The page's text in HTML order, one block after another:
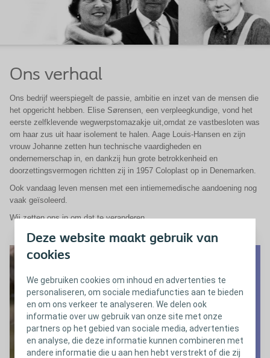
Deze website maakt gebruik van
cookies
We gebruiken cookies om inhoud en advertenties te
personaliseren, om sociale mediafuncties aan te bieden
en om ons verkeer te analyseren. We delen ook
informatie over uw gebruik van onze site met onze
partners op het gebied van sociale media, advertenties
en analyse, die deze informatie kunnen combineren met
andere informatie die u aan hen hebt verstrekt of die zij
Ons verhaal
Ons bedrijf weerspiegelt de passie, ambitie en inzet van de mensen die
het opgericht hebben. Elise Sørensen, een verpleegkundige, vond het
eerste zelfklevende wegwerpstomazakje uit,omdat ze vastbesloten was
om haar zus uit haar isolement te halen. Aage Louis-Hansen en zijn
vrouw Johanne zetten hun technische vaardigheden en
ondernemerschap in, en dankzij hun grote betrokkenheid en
doorzettingsvermogen richtten zij in 1957 Coloplast op in Denemarken.
Ook vandaag leven mensen met een intiememedische aandoening nog
vaak geïsoleerd.
Wij zetten ons in om dat te veranderen.